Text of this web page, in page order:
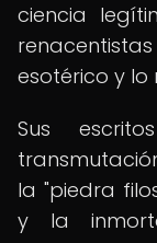
ciencia
esotérico y lo
Sus
la "piedra
y la